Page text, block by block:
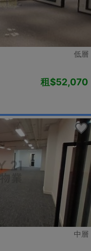
低層
租$52,070
中層